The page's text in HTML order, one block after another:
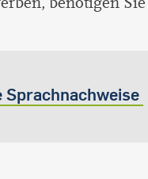
Sprachnachweise